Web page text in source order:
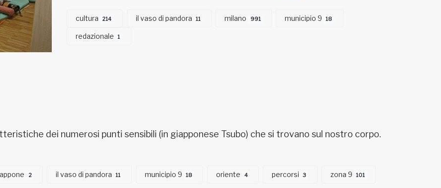
cultura 214 il vaso di pandora 11 milano 991 municipio 9 18
redazionale 1
dei numerosi punti sensibili (in giapponese Tsubo) che si trovano sul nostro corpo.
2 il vaso di pandora 11 municipio 9 18 oriente 4 percorsi 3 zona 9 101